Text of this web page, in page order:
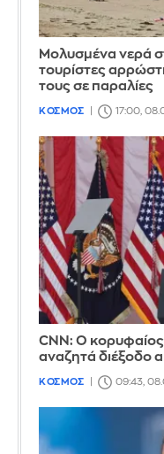
Μολυσμένα νερά
τουρίστες
τους σε παραλίες
ΚΟΣΜΟΣ 17:00,
CNN: Ο
αναζητά διέξοδο
ΚΟΣΜΟΣ 09:43,